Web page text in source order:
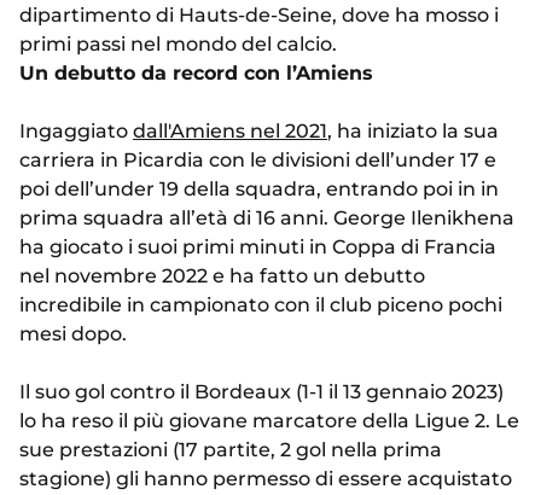
dipartimento di Hauts-de-Seine, dove ha mosso i
primi passi nel mondo del calcio.
Un debutto da record con l’Amiens
Ingaggiato dall'Amiens nel 2021, ha iniziato la sua
carriera in Picardia con le divisioni dell’under 17 e
poi dell’under 19 della squadra, entrando poi in in
prima squadra all’età di 16 anni. George Ilenikhena
ha giocato i suoi primi minuti in Coppa di Francia
nel novembre 2022 e ha fatto un debutto
incredibile in campionato con il club piceno pochi
mesi dopo.
Il suo gol contro il Bordeaux (1-1 il 13 gennaio 2023)
lo ha reso il più giovane marcatore della Ligue 2. Le
sue prestazioni (17 partite, 2 gol nella prima
stagione) gli hanno permesso di essere acquistato